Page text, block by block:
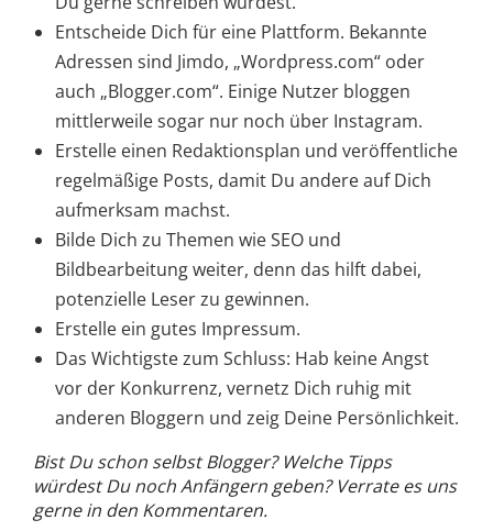
Entscheide Dich für eine Plattform. Bekannte
Adressen sind Jimdo, „Wordpress.com“ oder
auch „Blogger.com“. Einige Nutzer bloggen
mittlerweile sogar nur noch über Instagram.
Erstelle einen Redaktionsplan und veröffentliche
regelmäßige Posts, damit Du andere auf Dich
aufmerksam machst.
Bilde Dich zu Themen wie SEO und
Bildbearbeitung weiter, denn das hilft dabei,
potenzielle Leser zu gewinnen.
Erstelle ein gutes Impressum.
Das Wichtigste zum Schluss: Hab keine Angst
vor der Konkurrenz, vernetz Dich ruhig mit
anderen Bloggern und zeig Deine Persönlichkeit.
Bist Du schon selbst Blogger? Welche Tipps
würdest Du noch Anfängern geben? Verrate es uns
gerne in den Kommentaren.